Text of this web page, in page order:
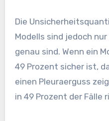
Die
Modells sind jedoch
genau sind. Wenn ein
49 Prozent sicher ist,
einen Pleuraerguss
in 49 Prozent der Fälle